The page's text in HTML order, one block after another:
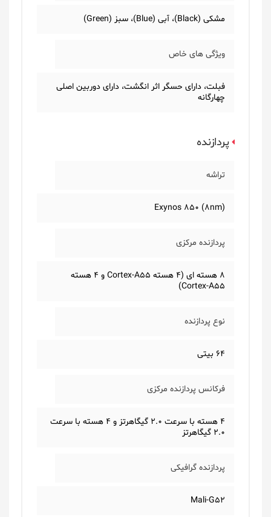
مشکی (Black)، آبی (Blue)، سبز (Green)
ویژگی های خاص
فبلت، دارای حسگر اثر انگشت، دارای دوربین اصلی
چهارگانه
پردازنده
تراشه
Exynos 850 (8nm)
پردازنده مرکزی
8 هسته ای (4 هسته Cortex-A55 و 4 هسته
Cortex-A55)
نوع پردازنده
64 بیتی
فرکانس پردازنده مرکزی
4 هسته با سرعت 2.0 گیگاهرتز و 4 هسته با سرعت
2.0 گیگاهرتز
پردازنده گرافیکی
Mali-G52